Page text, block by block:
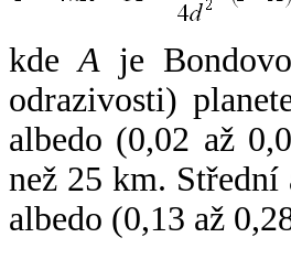
kdeA je
odrazivosti)
albedo (0,02 až
než 25 km.
albedo (0,13 až